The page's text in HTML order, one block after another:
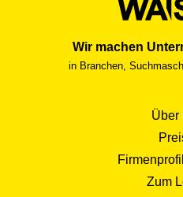
Wir machen
in Branchen,
Über
Zum